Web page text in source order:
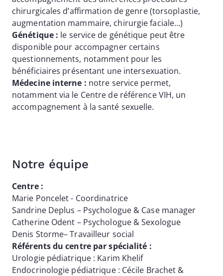
chirurgicales d’affirmation de genre (torsoplastie,
augmentation mammaire, chirurgie faciale…)
Génétique : le service de génétique peut être
disponible pour accompagner certains
questionnements, notamment pour les
bénéficiaires présentant une intersexuation.
Médecine interne : notre service permet,
notamment via le Centre de référence VIH, un
accompagnement à la santé sexuelle.
Notre équipe
Centre :
Marie Poncelet - Coordinatrice
Sandrine Deplus – Psychologue & Case manager
Catherine Odent – Psychologue & Sexologue
Denis Storme– Travailleur social
Référents du centre par spécialité :
Urologie pédiatrique : Karim Khelif
Endocrinologie pédiatrique : Cécile Brachet &